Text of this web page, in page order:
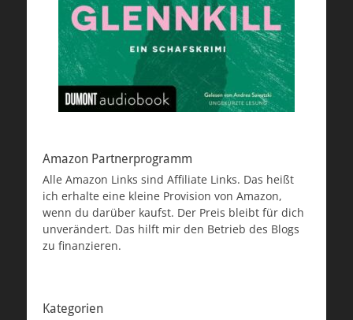
Amazon Partnerprogramm
Alle Amazon Links sind Affiliate Links. Das heißt
ich erhalte eine kleine Provision von Amazon,
wenn du darüber kaufst. Der Preis bleibt für dich
unverändert. Das hilft mir den Betrieb des Blogs
zu finanzieren.
Kategorien